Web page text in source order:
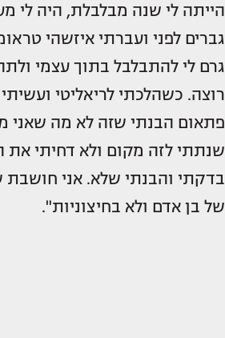
הייתה לי שנה מבלבלת, היה לי
גברים לפני ועברתי איזשהי
גרם לי להתבלבל בתוך עצמי
רוצה. כשהלכתי לריאליטי
פתאום הבנתי שזה לא מה
שנתתי לזה מקום ולא דחיתי את
בדקתי והבנתי שלא. אני
של בן אדם ולא בחיצוניות".